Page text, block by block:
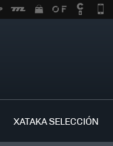
XATAKA SELECCIÓN